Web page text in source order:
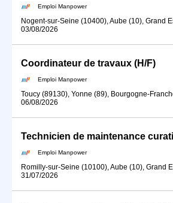
Emploi Manpower
Nogent-sur-Seine (10400), Aube (10), Grand
03/08/2026
Coordinateur de travaux (H/F)
Emploi Manpower
Toucy (89130), Yonne (89), Bourgogne-
06/08/2026
Emploi Manpower
Romilly-sur-Seine (10100), Aube (10), Grand
31/07/2026